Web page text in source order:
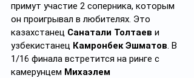
примут участие 2 соперника, которым
он проигрывал в любителях. Это
казахстанец Санатали Толтаев и
узбекистанец Камронбек Эшматов. В
1/16 финала встретится на ринге с
камерунцем Михаэлем